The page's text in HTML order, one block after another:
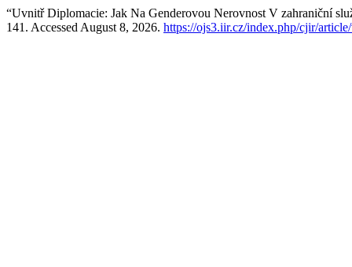
“Uvnitř Diplomacie: Jak Na Genderovou Nerovnost V zahraniční
141. Accessed August 8, 2026. https://ojs3.iir.cz/index.php/cjir/